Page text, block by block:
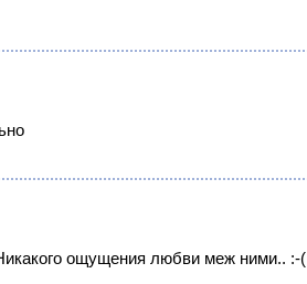
ощущения любви меж ними.. :-(